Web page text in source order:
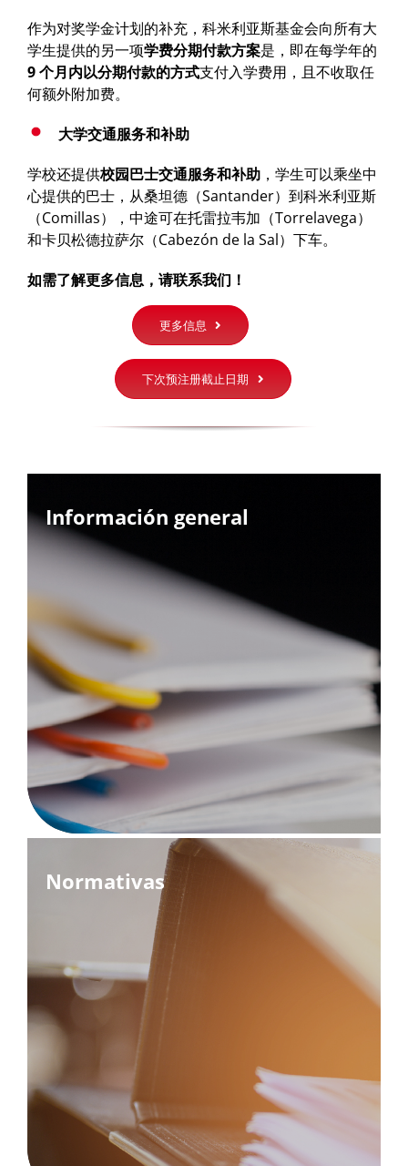
作为对奖学金计划的补充，科米利亚斯基金会向所有大
学生提供的另一项学费分期付款方案是，即在每学年的
9个月内以分期付款的方式支付入学费用，且不收取任
何额外附加费。
大学交通服务和补助
学校还提供校园巴士交通服务和补助，学生可以乘坐中
心提供的巴士，从桑坦德（Santander）到科米利亚斯
（Comillas），中途可在托雷拉韦加（Torrelavega）
和卡贝松德拉萨尔（Cabezón de la Sal）下车。
如需了解更多信息，请联系我们！
更多信息
下次预注册截止日期
Información general
Normativas